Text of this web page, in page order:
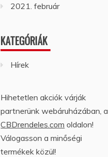
2021. február
KATEGÓRIÁK
Hírek
Hihetetlen akciók várják
partnerünk webáruházában, a
CBDrendeles.com oldalon!
Válogasson a minőségi
termékek közül!